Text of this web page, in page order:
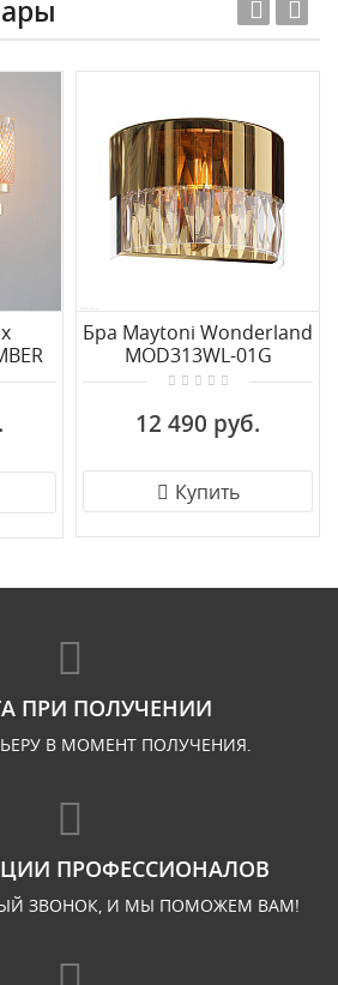
Бра Maytoni Wonderland
MOD313WL-01G
12 490 руб.
Купить
ПРИ ПОЛУЧЕНИИ
В МОМЕНТ ПОЛУЧЕНИЯ.
ПРОФЕССИОНАЛОВ
ЗВОНОК, И МЫ ПОМОЖЕМ ВАМ!